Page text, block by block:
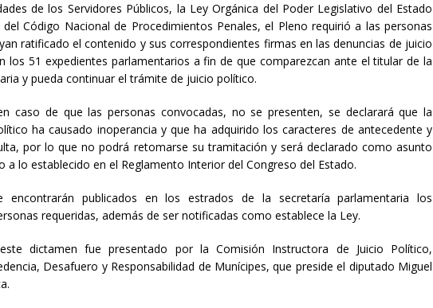
de los Servidores Públicos, la Ley Orgánica del Poder Legislativo del Estado
Código Nacional de Procedimientos Penales, el Pleno requirió a las personas
ratificado el contenido y sus correspondientes firmas en las denuncias de juicio
los 51 expedientes parlamentarios a fin de que comparezcan ante el titular de la
y pueda continuar el trámite de juicio político.
caso de que las personas convocadas, no se presenten, se declarará que la
ha causado inoperancia y que ha adquirido los caracteres de antecedente y
por lo que no podrá retomarse su tramitación y será declarado como asunto
a lo establecido en el Reglamento Interior del Congreso del Estado.
encontrarán publicados en los estrados de la secretaría parlamentaria los
requeridas, además de ser notificadas como establece la Ley.
dictamen fue presentado por la Comisión Instructora de Juicio Político,
Desafuero y Responsabilidad de Munícipes, que preside el diputado Miguel